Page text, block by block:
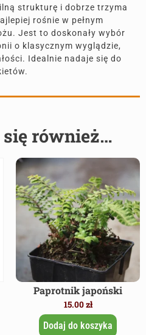
strukturę i dobrze trzyma
rośnie w pełnym
Jest to doskonały wybór
o klasycznym wyglądzie,
Idealnie nadaje się do
się również…
Paprotnik japoński
15.00zł
Dodaj do koszyka